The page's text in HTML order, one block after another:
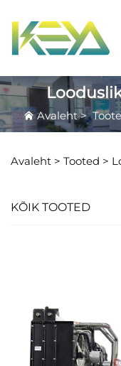
Avaleht>
Avaleht > Tooted >
KÕIK TOOTED